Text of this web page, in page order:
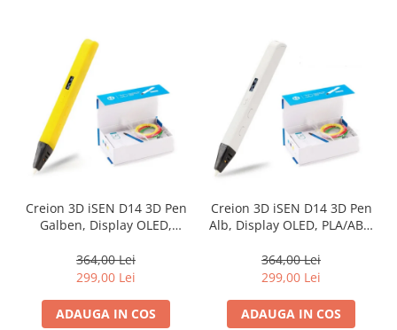
Creion 3D iSEN D14 3D Pen
Galben, Display OLED,
364,00 Lei
299,00 Lei
ADAUGA IN COS
Creion 3D iSEN D14 3D Pen
Alb, Display OLED, PLA/ABS,
364,00 Lei
299,00 Lei
ADAUGA IN COS